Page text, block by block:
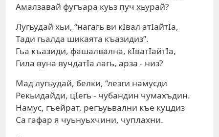
Амалзавай фугъара куьз пуч хьурай?
Лугьудай хьи, “нагагь ви кIвал атIайтIа,
Тади гьалда шикаята къазидиз”.
Гьа къазиди, фашалвална, кIватIайтIа,
Гила вуна вучдатIа лагь, арза - низ?
Мад лугьудай, белки, “лезги намусди
Рекьидайди, цIегь - чубандин чумахъдин.
Намус, гъейрат, регъуьвални къе куцдиз
Са гафар я чуьнуьхчини, чуплахни.